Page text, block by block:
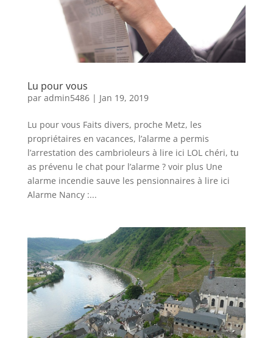
Lu pour vous
par admin5486| Jan 19, 2019
Lu pour vous Faits divers, proche Metz, les
propriétaires en vacances, l’alarme a permis
l’arrestation des cambrioleurs à lire ici LOL chéri, tu
as prévenu le chat pour l’alarme ? voir plus Une
alarme incendie sauve les pensionnaires à lire ici
Alarme Nancy :...